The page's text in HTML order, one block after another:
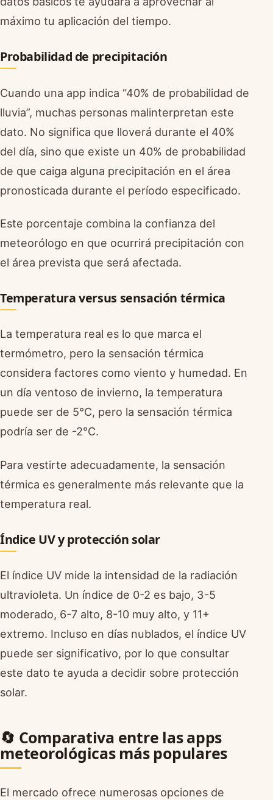
máximo tu aplicación del tiempo.
Probabilidad de precipitación
Cuando una app indica “40% de probabilidad de
lluvia”, muchas personas malinterpretan este
dato. No significa que lloverá durante el 40%
del día, sino que existe un 40% de probabilidad
de que caiga alguna precipitación en el área
pronosticada durante el período especificado.
Este porcentaje combina la confianza del
meteorólogo en que ocurrirá precipitación con
el área prevista que será afectada.
Temperatura versus sensación térmica
La temperatura real es lo que marca el
termómetro, pero la sensación térmica
considera factores como viento y humedad. En
un día ventoso de invierno, la temperatura
puede ser de 5°C, pero la sensación térmica
podría ser de -2°C.
Para vestirte adecuadamente, la sensación
térmica es generalmente más relevante que la
temperatura real.
Índice UV y protección solar
El índice UV mide la intensidad de la radiación
ultravioleta. Un índice de 0-2 es bajo, 3-5
moderado, 6-7 alto, 8-10 muy alto, y 11+
extremo. Incluso en días nublados, el índice UV
puede ser significativo, por lo que consultar
este dato te ayuda a decidir sobre protección
solar.
🔄 Comparativa entre las apps
meteorológicas más populares
El mercado ofrece numerosas opciones de